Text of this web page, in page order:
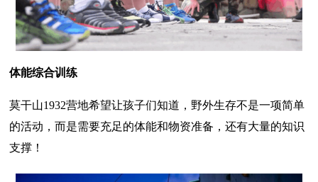
体能综合训练
莫干山1932营地希望让孩子们知道，野外生存不是一项简单
的活动，而是需要充足的体能和物资准备，还有大量的知识
支撑！